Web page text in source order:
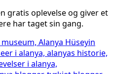
gratis oplevelse og giver et
har taget sin gang.